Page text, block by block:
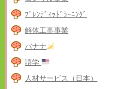
ﾌﾞﾚﾝﾃﾞｨｯﾄﾞﾗｰﾆﾝｸﾞ
解体工事事業
バナナ
語学
人材サービス（日本）